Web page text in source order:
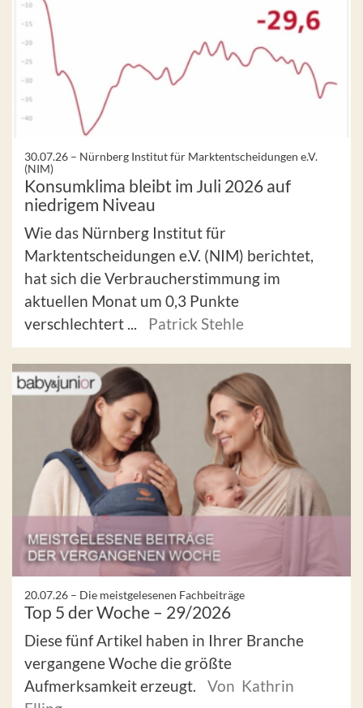
30.07.26 – Nürnberg Institut für Marktentscheidungen e.V.
(NIM)
Konsumklima bleibt im Juli 2026 auf
niedrigem Niveau
Wie das Nürnberg Institut für
Marktentscheidungen e.V. (NIM) berichtet,
hat sich die Verbraucherstimmung im
aktuellen Monat um 0,3 Punkte
verschlechtert ...
Patrick Stehle
20.07.26 – Die meistgelesenen Fachbeiträge
Top 5 der Woche – 29/2026
Diese fünf Artikel haben in Ihrer Branche
vergangene Woche die größte
Aufmerksamkeit erzeugt.
Von Kathrin